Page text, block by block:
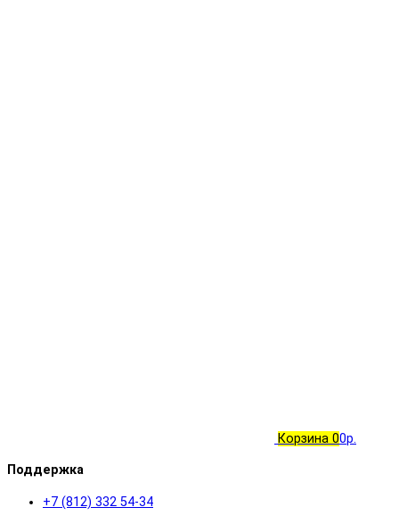
Корзина 00р.
Поддержка
+7 (812) 332 54-34